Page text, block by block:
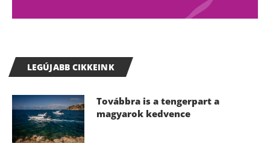
LEGÚJABB CIKKEINK
Továbbra is a tengerpart a
magyarok kedvence